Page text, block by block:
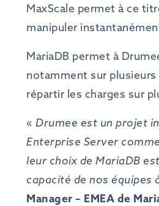
MaxScale permet à ce
manipuler
MariaDB permet à
notamment sur
répartir les charges sur
« Drumee est un projet
Enterprise Server comme
leur choix de MariaDB
capacité de nos équipes
Manager – EMEA de